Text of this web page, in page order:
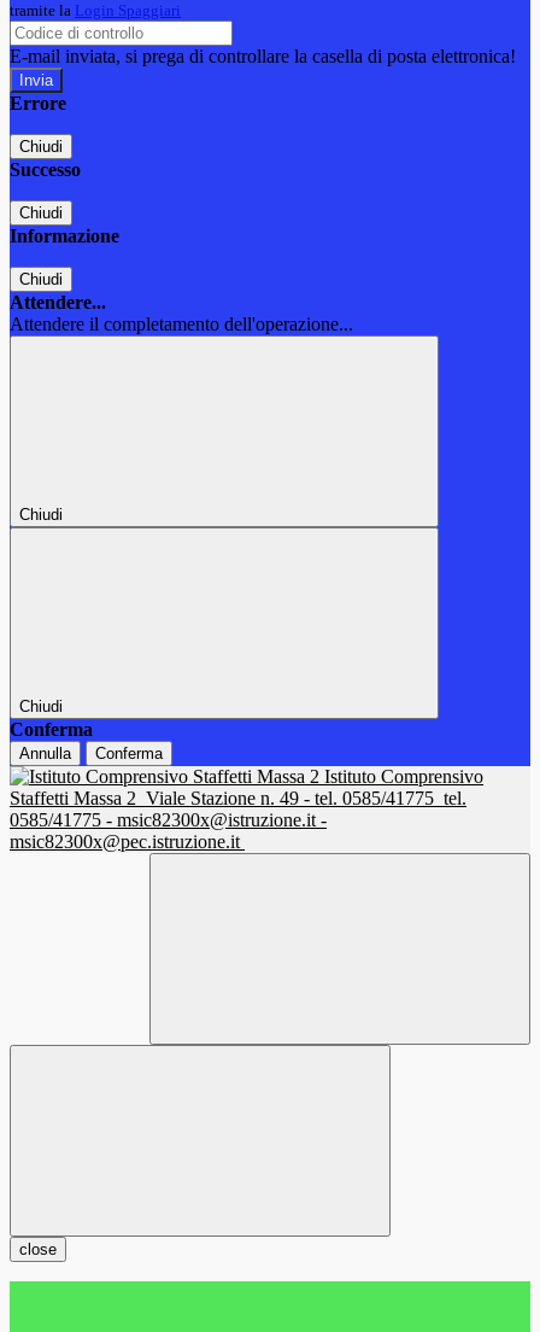
tramite la Login Spaggiari
E-mail inviata, si prega di controllare la casella di posta elettronica!
Errore
Chiudi
Successo
Chiudi
Informazione
Chiudi
Attendere...
Attendere il completamento dell'operazione...
Chiudi
Chiudi
Conferma
Annulla Conferma
Istituto Comprensivo
Staffetti Massa 2 Viale Stazione n. 49 - tel. 0585/41775 tel.
0585/41775 - msic82300x@istruzione.it -
msic82300x@pec.istruzione.it
close